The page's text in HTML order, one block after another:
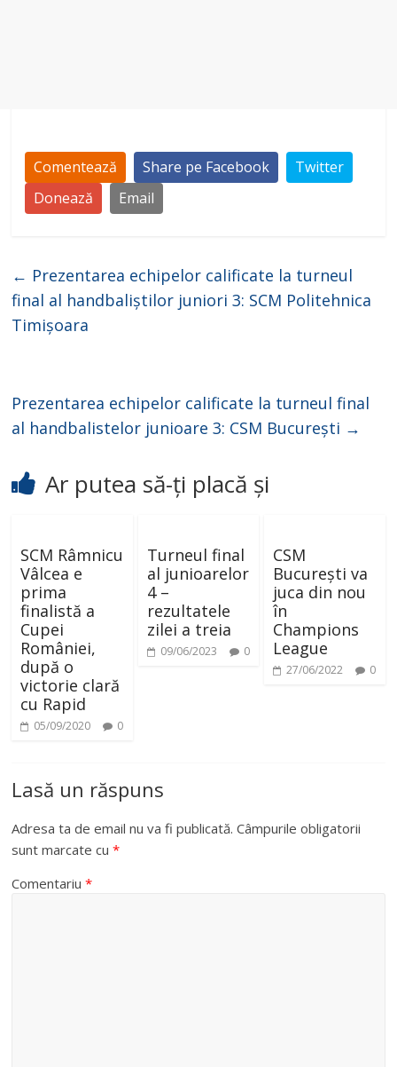
Comentează Share pe Facebook
Twitter
Donează
Email
← Prezentarea echipelor calificate la turneul
final al handbaliștilor juniori 3: SCM Politehnica
Timișoara
Prezentarea echipelor calificate la turneul final
al handbalistelor junioare 3: CSM București →
Ar putea să-ți placă și
SCM Râmnicu
Vâlcea e
prima
finalistă a
Cupei
României,
după o
victorie clară
cu Rapid
05/09/2020 0
Turneul final
al junioarelor
4 –
rezultatele
zilei a treia
09/06/2023 0
CSM
București va
juca din nou
în
Champions
League
27/06/2022 0
Lasă un răspuns
Adresa ta de email nu va fi publicată. Câmpurile obligatorii
sunt marcate cu*
Comentariu*